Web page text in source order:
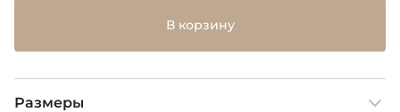
В корзину
Размеры